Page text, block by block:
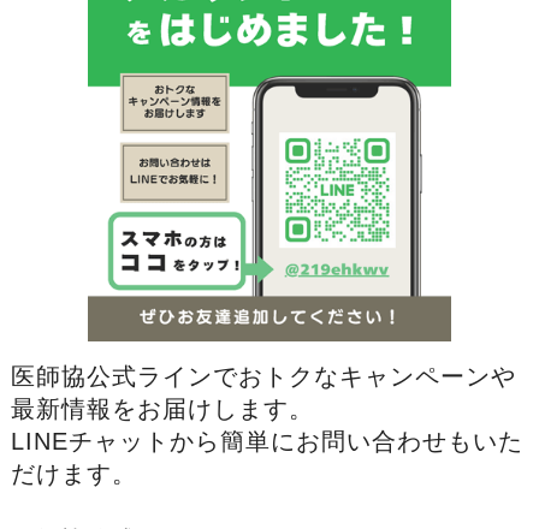
医師協公式ラインでおトクなキャンペーンや
最新情報をお届けします。
LINEチャットから簡単にお問い合わせもいた
だけます。